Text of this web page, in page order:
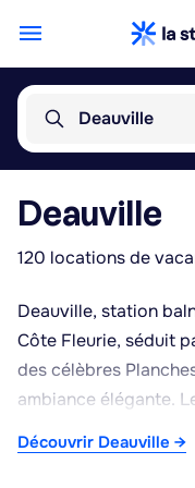
Deauville
Deauville
120 locations de
Deauville, station
Côte Fleurie, séduit
des célèbres
ambiance élégante.
commerçantes. Les
Découvrir Deauville →